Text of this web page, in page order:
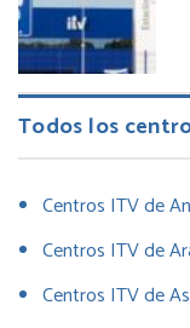
Todos los
Centros ITV de
Centros ITV de
Centros ITV de